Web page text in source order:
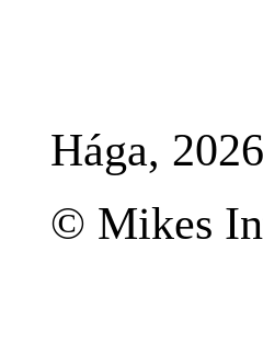
Hága,
© Mikes